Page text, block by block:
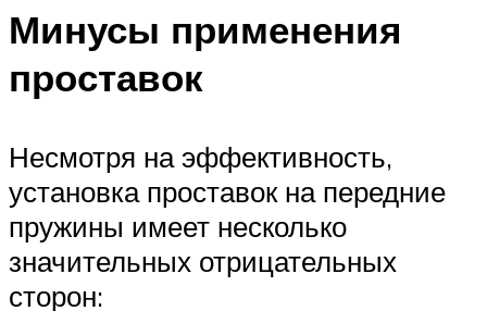
Минусы применения
проставок
Несмотря на эффективность,
установка проставок на передние
пружины имеет несколько
значительных отрицательных
сторон: